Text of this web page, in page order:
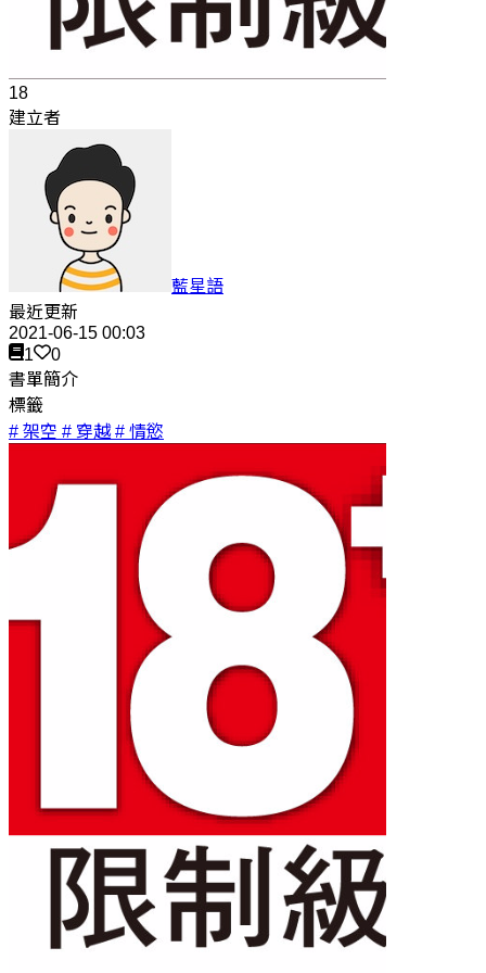
18
建立者
藍星語
最近更新
2021-06-15 00:03
1
0
書單簡介
標籤
# 架空 # 穿越# 情慾